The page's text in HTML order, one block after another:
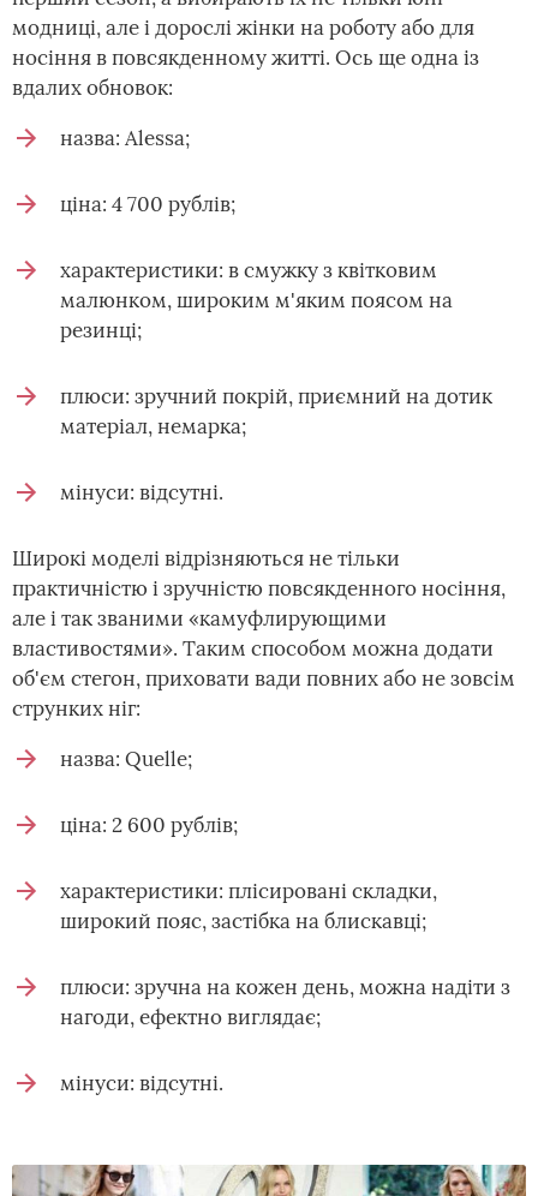
модниці, але і дорослі жінки на роботу або для
носіння в повсякденному житті. Ось ще одна із
вдалих обновок:
назва: Alessa;
ціна: 4 700 рублів;
характеристики: в смужку з квітковим
малюнком, широким м'яким поясом на
резинці;
плюси: зручний покрій, приємний на дотик
матеріал, немарка;
мінуси: відсутні.
Широкі моделі відрізняються не тільки
практичністю і зручністю повсякденного носіння,
але і так званими «камуфлирующими
властивостями». Таким способом можна додати
об'єм стегон, приховати вади повних або не зовсім
струнких ніг:
назва: Quelle;
ціна: 2 600 рублів;
характеристики: плісировані складки,
широкий пояс, застібка на блискавці;
плюси: зручна на кожен день, можна надіти з
нагоди, ефектно виглядає;
мінуси: відсутні.